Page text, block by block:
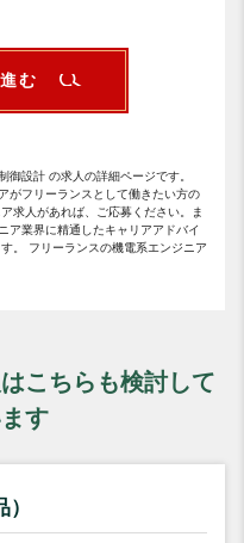
む
御設計 の求人の詳細ページです。
がフリーランスとして働きたい方の
求人があれば、ご応募ください。ま
ア業界に精通したキャリアアドバイ
。 フリーランスの機電系エンジニア
こちらも検討して
す